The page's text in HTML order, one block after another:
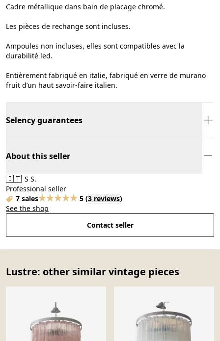
Cadre métallique dans bain de placage chromé.
Les pièces de rechange sont incluses.
Ampoules non incluses, elles sont compatibles avec la
durabilité led.
Entièrement fabriqué en italie, fabriqué en verre de murano
fruit d’un haut savoir-faire italien.
Selency guarantees
About this seller
🇮🇹 S S.
Professional seller
7 sales
5 (3 reviews)
See the shop
Contact seller
Lustre: other similar vintage pieces